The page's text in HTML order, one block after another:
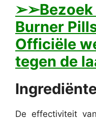
➢➢Bezoek
Burner
Officiële
tegen de
De effectiviteit